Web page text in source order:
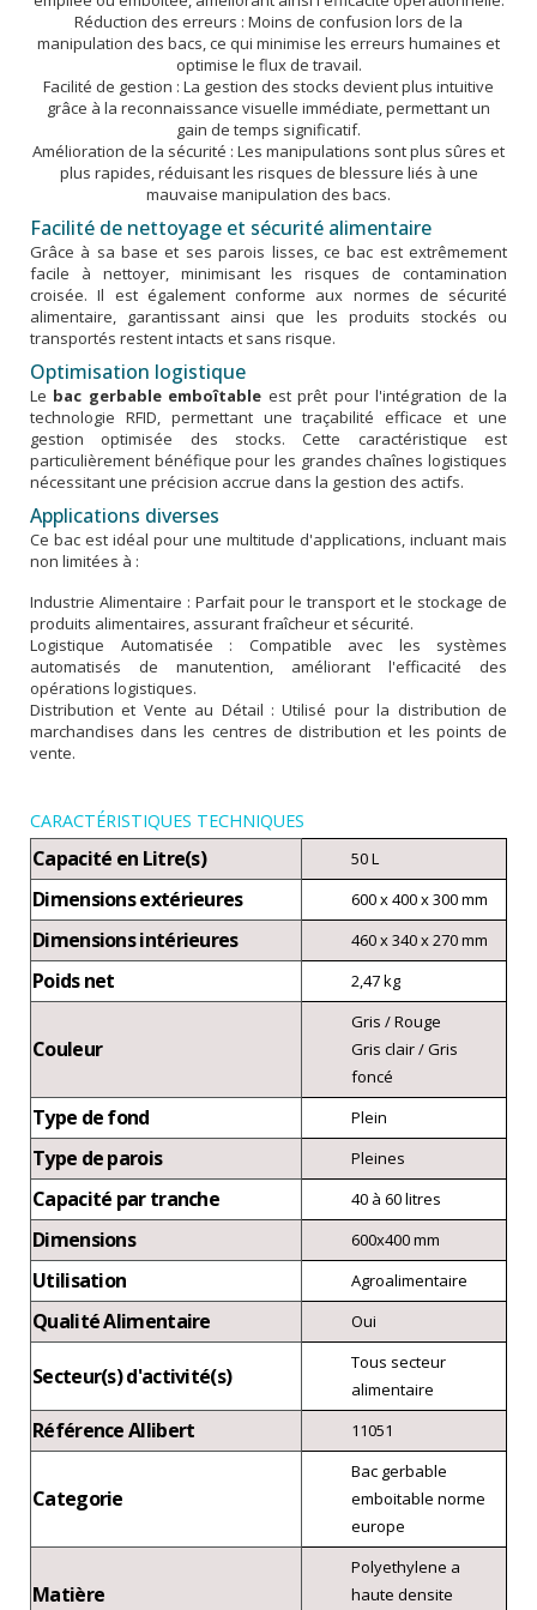
Réduction des erreurs : Moins de confusion lors de la
manipulation des bacs, ce qui minimise les erreurs humaines et
optimise le flux de travail.
Facilité de gestion : La gestion des stocks devient plus intuitive
grâce à la reconnaissance visuelle immédiate, permettant un
gain de temps significatif.
Amélioration de la sécurité : Les manipulations sont plus sûres et
plus rapides, réduisant les risques de blessure liés à une
mauvaise manipulation des bacs.
Facilité de nettoyage et sécurité alimentaire
Grâce à sa base et ses parois lisses, ce bac est extrêmement
facile à nettoyer, minimisant les risques de contamination
croisée. Il est également conforme aux normes de sécurité
alimentaire, garantissant ainsi que les produits stockés ou
transportés restent intacts et sans risque.
Optimisation logistique
Le bac gerbable emboîtable est prêt pour l'intégration de la
technologie RFID, permettant une traçabilité efficace et une
gestion optimisée des stocks. Cette caractéristique est
particulièrement bénéfique pour les grandes chaînes logistiques
nécessitant une précision accrue dans la gestion des actifs.
Applications diverses
Ce bac est idéal pour une multitude d'applications, incluant mais
non limitées à :
Industrie Alimentaire : Parfait pour le transport et le stockage de
produits alimentaires, assurant fraîcheur et sécurité.
Logistique Automatisée : Compatible avec les systèmes
automatisés de manutention, améliorant l'efficacité des
opérations logistiques.
Distribution et Vente au Détail : Utilisé pour la distribution de
marchandises dans les centres de distribution et les points de
vente.
CARACTÉRISTIQUES TECHNIQUES
Capacité en Litre(s) 50 L
Dimensions extérieures 600 x 400 x 300 mm
Dimensions intérieures 460 x 340 x 270 mm
Poids net 2,47 kg
Couleur
Gris / Rouge
Gris clair / Gris
foncé
Type de fond Plein
Type de parois Pleines
Capacité par tranche 40 à 60 litres
Dimensions 600x400 mm
Utilisation Agroalimentaire
Qualité Alimentaire Oui
Secteur(s) d'activité(s)
Tous secteur
alimentaire
Référence Allibert 11051
Categorie
Bac gerbable
emboitable norme
europe
Matière
Polyethylene a
haute densite